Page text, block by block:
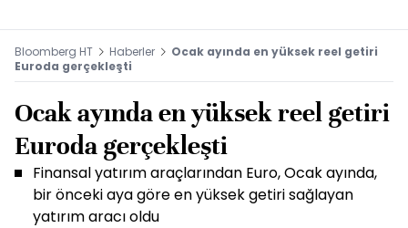
Bloomberg HT Haberler
Ocak ayında en yüksek reel getiri
Euroda gerçekleşti
Ocak ayında en yüksek reel getiri
Euroda gerçekleşti
Finansal yatırım araçlarından Euro, Ocak ayında,
bir önceki aya göre en yüksek getiri sağlayan
yatırım aracı oldu